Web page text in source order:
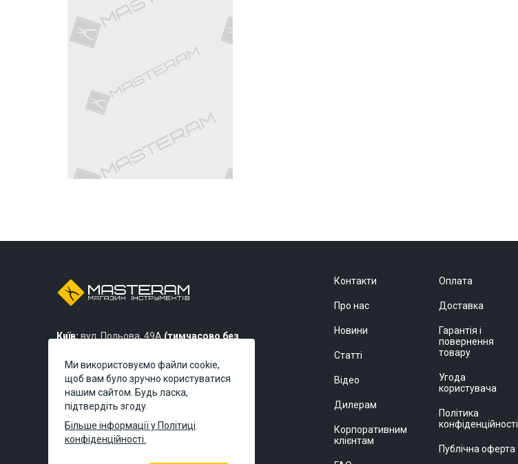
Київ: вул. Польова, 49А (тимчасово без
Дніпро:вул. Князя Володимира
Великого, 7
Львів:вул. Богдана Хмельницького,
219б
Контакти
Про нас
Новини
Статті
Відео
Дилерам
Корпоративним
клієнтам
Оплата
Доставка
Гарантія і
повернення
товару
Угода
користувача
Політика
конфіденційності
Публічна оферта
Ми використовуємо файли cookie,
щоб вам було зручно користуватися
нашим сайтом. Будь ласка,
підтвердіть згоду.
Більше інформації у Політиці
конфіденційності.